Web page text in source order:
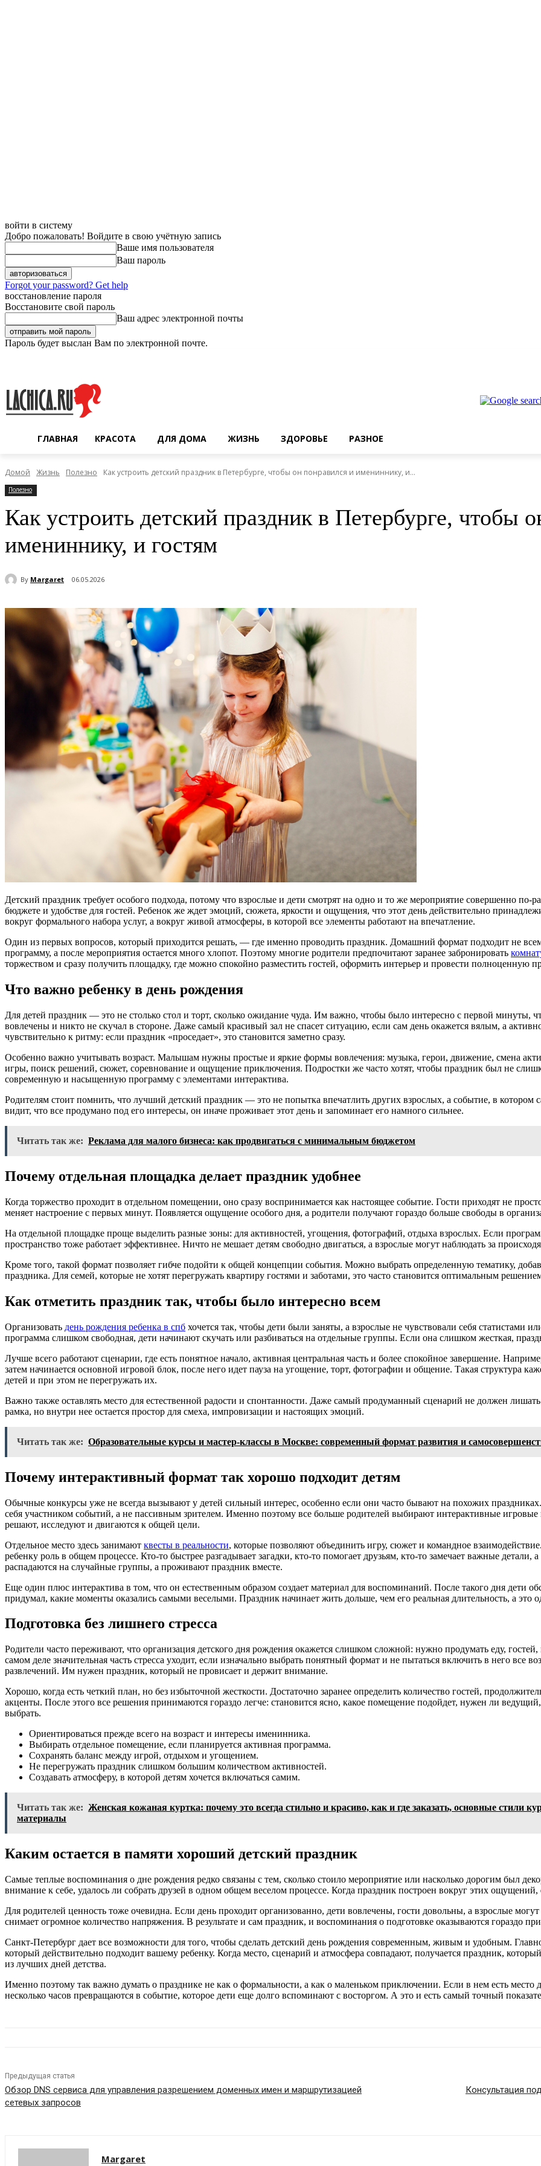
войти в систему
Добро пожаловать! Войдите в свою учётную запись
Ваше имя пользователя
Ваш пароль
Forgot your password? Get help
восстановление пароля
Восстановите свой пароль
Ваш адрес электронной почты
Пароль будет выслан Вам по электронной почте.
ГЛАВНАЯ КРАСОТА ДЛЯ ДОМА ЖИЗНЬ ЗДОРОВЬЕ РАЗНОЕ
Домой Жизнь Полезно Как устроить детский праздник в Петербурге, чтобы он понравился и имениннику, и...
Полезно
Как устроить детский праздник в Петербурге, чтобы
имениннику, и гостям
By Margaret 06.05.2026
Детский праздник требует особого подхода, потому что взрослые и дети смотрят на одно и то же мероприятие совершенно по-
бюджете и удобстве для гостей. Ребенок же ждет эмоций, сюжета, яркости и ощущения, что этот день действительно
вокруг формального набора услуг, а вокруг живой атмосферы, в которой все элементы работают на впечатление.
Один из первых вопросов, который приходится решать, — где именно проводить праздник. Домашний формат подходит не
программу, а после мероприятия остается много хлопот. Поэтому многие родители предпочитают заранее забронировать
торжеством и сразу получить площадку, где можно спокойно разместить гостей, оформить интерьер и провести полноценную
Что важно ребенку в день рождения
Для детей праздник — это не столько стол и торт, сколько ожидание чуда. Им важно, чтобы было интересно с первой минуты,
вовлечены и никто не скучал в стороне. Даже самый красивый зал не спасет ситуацию, если сам день окажется вялым, а
чувствительно к ритму: если праздник «проседает», это становится заметно сразу.
Особенно важно учитывать возраст. Малышам нужны простые и яркие формы вовлечения: музыка, герои, движение, смена
игры, поиск решений, сюжет, соревнование и ощущение приключения. Подростки же часто хотят, чтобы праздник был не
современную и насыщенную программу с элементами интерактива.
Родителям стоит помнить, что лучший детский праздник — это не попытка впечатлить других взрослых, а событие, в котором
видит, что все продумано под его интересы, он иначе проживает этот день и запоминает его намного сильнее.
Читать так же: Реклама для малого бизнеса: как продвигаться с минимальным бюджетом
Почему отдельная площадка делает праздник удобнее
Когда торжество проходит в отдельном помещении, оно сразу воспринимается как настоящее событие. Гости приходят не
меняет настроение с первых минут. Появляется ощущение особого дня, а родители получают гораздо больше свободы в
На отдельной площадке проще выделить разные зоны: для активностей, угощения, фотографий, отдыха взрослых. Если
пространство тоже работает эффективнее. Ничто не мешает детям свободно двигаться, а взрослые могут наблюдать за
Кроме того, такой формат позволяет гибче подойти к общей концепции события. Можно выбрать определенную тематику,
праздника. Для семей, которые не хотят перегружать квартиру гостями и заботами, это часто становится оптимальным
Как отметить праздник так, чтобы было интересно всем
Организовать день рождения ребенка в спб хочется так, чтобы дети были заняты, а взрослые не чувствовали себя статистами
программа слишком свободная, дети начинают скучать или разбиваться на отдельные группы. Если она слишком жесткая,
Лучше всего работают сценарии, где есть понятное начало, активная центральная часть и более спокойное завершение.
затем начинается основной игровой блок, после него идет пауза на угощение, торт, фотографии и общение. Такая структура
детей и при этом не перегружать их.
Важно также оставлять место для естественной радости и спонтанности. Даже самый продуманный сценарий не должен
рамка, но внутри нее остается простор для смеха, импровизации и настоящих эмоций.
Читать так же: Образовательные курсы и мастер-классы в Москве: современный формат развития и
Почему интерактивный формат так хорошо подходит детям
Обычные конкурсы уже не всегда вызывают у детей сильный интерес, особенно если они часто бывают на похожих
себя участником событий, а не пассивным зрителем. Именно поэтому все больше родителей выбирают интерактивные
решают, исследуют и двигаются к общей цели.
Отдельное место здесь занимают квесты в реальности, которые позволяют объединить игру, сюжет и командное
ребенку роль в общем процессе. Кто-то быстрее разгадывает загадки, кто-то помогает друзьям, кто-то замечает важные детали,
распадаются на случайные группы, а проживают праздник вместе.
Еще один плюс интерактива в том, что он естественным образом создает материал для воспоминаний. После такого дня дети
придумал, какие моменты оказались самыми веселыми. Праздник начинает жить дольше, чем его реальная длительность, а это
Подготовка без лишнего стресса
Родители часто переживают, что организация детского дня рождения окажется слишком сложной: нужно продумать еду,
самом деле значительная часть стресса уходит, если изначально выбрать понятный формат и не пытаться включить в него все
развлечений. Им нужен праздник, который не провисает и держит внимание.
Хорошо, когда есть четкий план, но без избыточной жесткости. Достаточно заранее определить количество гостей,
акценты. После этого все решения принимаются гораздо легче: становится ясно, какое помещение подойдет, нужен ли
выбрать.
Ориентироваться прежде всего на возраст и интересы именинника.
Выбирать отдельное помещение, если планируется активная программа.
Сохранять баланс между игрой, отдыхом и угощением.
Не перегружать праздник слишком большим количеством активностей.
Создавать атмосферу, в которой детям хочется включаться самим.
Читать так же: Женская кожаная куртка: почему это всегда стильно и красиво, как и где заказать, основные стили
материалы
Каким остается в памяти хороший детский праздник
Самые теплые воспоминания о дне рождения редко связаны с тем, сколько стоило мероприятие или насколько дорогим был
внимание к себе, удалось ли собрать друзей в одном общем веселом процессе. Когда праздник построен вокруг этих
Для родителей ценность тоже очевидна. Если день проходит организованно, дети вовлечены, гости довольны, а взрослые
снимает огромное количество напряжения. В результате и сам праздник, и воспоминания о подготовке оказываются гораздо
Санкт-Петербург дает все возможности для того, чтобы сделать детский день рождения современным, живым и удобным.
который действительно подходит вашему ребенку. Когда место, сценарий и атмосфера совпадают, получается праздник,
из лучших дней детства.
Именно поэтому так важно думать о празднике не как о формальности, а как о маленьком приключении. Если в нем есть
несколько часов превращаются в событие, которое дети еще долго вспоминают с восторгом. А это и есть самый точный
Предыдущая статья
Обзор DNS сервиса для управления разрешением доменных имен и маршрутизацией
сетевых запросов
Консультация
Margaret